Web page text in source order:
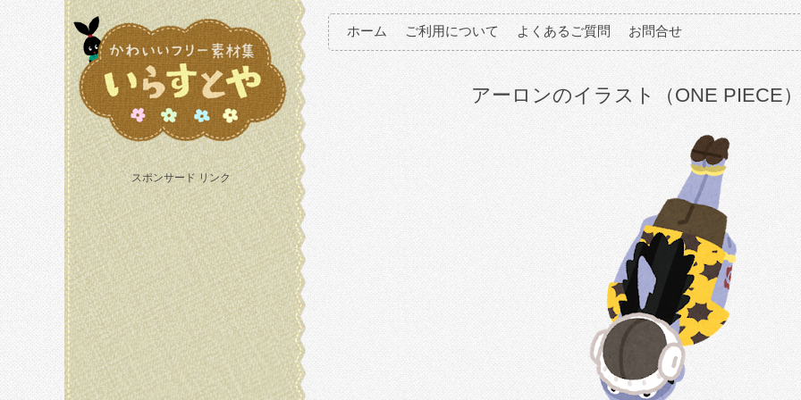
スポンサード リンク
ホーム ご利用について よくあるご質問 お問合せ
アーロンのイラスト（ONE PIECE